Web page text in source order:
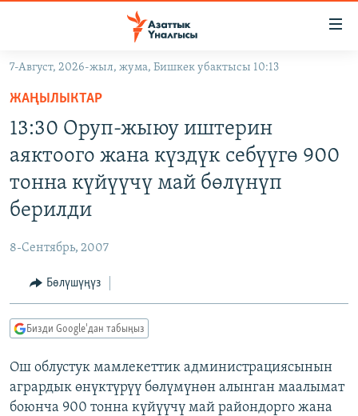
Навигацияга
өтүңүз
салыңызКЫРГЫЗСТАН
АТАЙЫН ИЛИКТӨӨ
БҮГҮН АЗАТТЫКТА
ЭКСПЕРТТЕР ТАЛДАЙТ
БИЗ ЖАНА ДҮЙНӨ
ЭЖЕ-СИҢДИЛЕР
АЗАТТЫК+
ПОДКАСТ
ӨЗГӨЧӨ ПИКИР
Русский
ОНЛАЙН ШЕРИНЕ
7-Август, 2026-жыл, жума, Бишкек убактысы 10:13
ЖАҢЫЛЫКТАР
13:30 Оруп-жыюу иштерин
аяктоого жана күздүк себүүгө 900
тонна күйүүчү май бөлүнүп
берилди
8-Сентябрь, 2007
Бөлүшүңүз
Бизди Google'дан табыңыз
Ош облустук мамлекеттик администрациясынын
агрардык өнүктүрүү бөлүмүнөн алынган маалымат
боюнча 900 тонна күйүүчү май райондорго жана